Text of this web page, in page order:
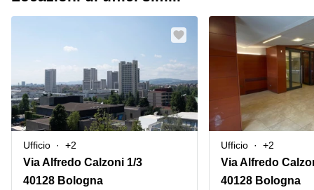
Ufficio +2
Via Alfredo Calzoni 1/3
40128 Bologna
Ufficio +2
Via Alfredo
40128 Bologna